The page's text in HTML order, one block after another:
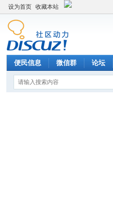
设为首页 收藏本站
便民信息 微信群 论坛